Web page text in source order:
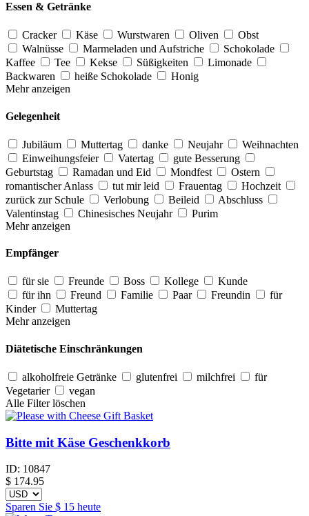
Essen & Getränke
Cracker Käse Wurstwaren Oliven
Obst
Walnüsse
Marmeladen und Aufstriche
Schokolade
Kaffee
Tee Kekse Süßigkeiten
Limonade
Backwaren
heiße Schokolade
Honig
Mehr anzeigen
Gelegenheit
Jubiläum Muttertag danke Neujahr
Weihnachten
Einweihungsfeier
Vatertag
gute Besserung
Geburtstag
Ramadan und Eid Mondfest
Ostern
romantischer Anlass
tut mir leid Frauentag
Hochzeit
zurück zur Schule
Verlobung Beileid
Abschluss
Valentinstag
Chinesisches Neujahr
Purim
Mehr anzeigen
Empfänger
für sie Freunde Boss Kollege
Kunde
für ihn
Freund Familie Paar Freundin
für
Kinder
Muttertag
Mehr anzeigen
Diätetische Einschränkungen
alkoholfreie Getränke glutenfrei milchfrei
für
Vegetarier
vegan
Alle Filter löschen
Bitte mit Käse Geschenkkorb
ID: 10847
$ 174.95
Sparen Sie $ 15 heute